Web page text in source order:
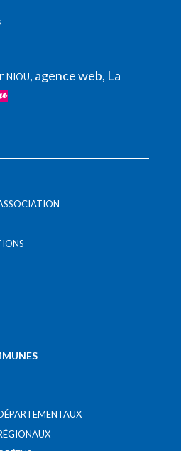
NIOU, agence web, La